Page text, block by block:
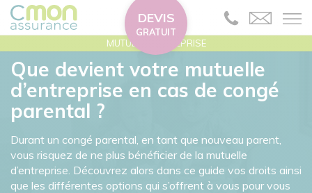
DEVIS
GRATUIT
MUTUELLE ENTREPRISE
Que devient votre mutuelle
d’entreprise en cas de congé
parental ?
Durant un congé parental, en tant que nouveau parent,
vous risquez de ne plus bénéficier de la mutuelle
d’entreprise. Découvrez alors dans ce guide vos droits ainsi
que les différentes options qui s’offrent à vous pour vous